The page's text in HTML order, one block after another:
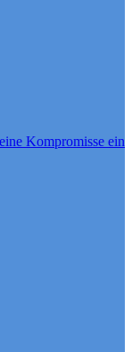
Kompromisse ein